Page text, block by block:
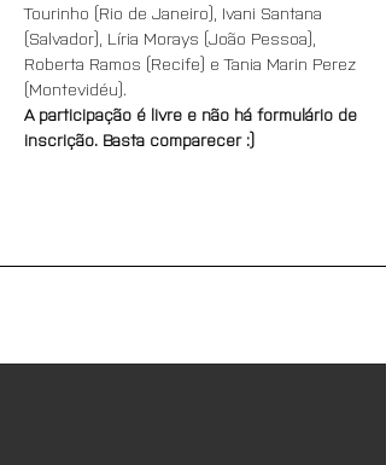
Tourinho (Rio de Janeiro), Ivani Santana
(Salvador), Líria Morays (João Pessoa),
Roberta Ramos (Recife) e Tania Marin Perez
(Montevidéu).
A participação é livre e não há formulário de
inscrição. Basta comparecer :)